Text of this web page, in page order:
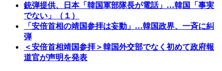
銃弾提供、日本「韓国軍部隊長が電話」…韓国「事実
でない」（１）
「安倍首相の靖国参拝は妄動」…韓国政界、一斉に糾
弾
＜安倍首相靖国参拝＞韓国外交部でなく初めて政府報
道官が声明を発表